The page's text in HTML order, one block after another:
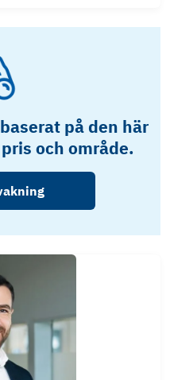
på den här
och område.